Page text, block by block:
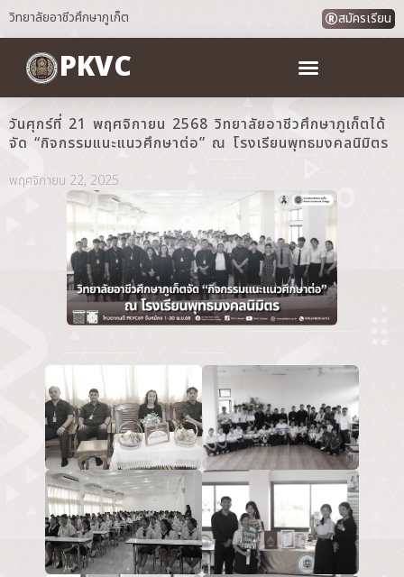
วิทยาลัยอาชีวศึกษาภูเก็ต สมัครเรียน
PKVC
วันศุกร์ที่ 21 พฤศจิกายน 2568 วิทยาลัยอาชีวศึกษาภูเก็ตได้
จัด “กิจกรรมแนะแนวศึกษาต่อ” ณ โรงเรียนพุทธมงคลนิมิตร
พฤศจิกายน 22, 2025